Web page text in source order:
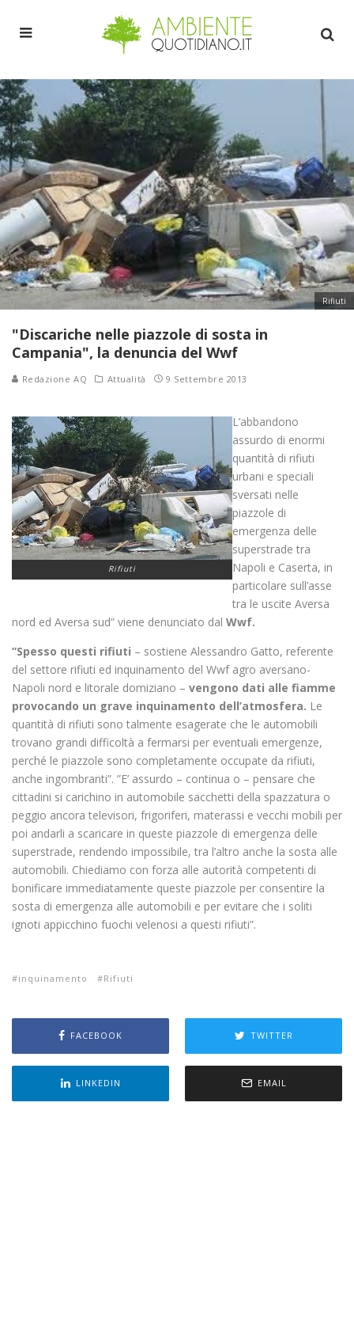
Rifiuti
"Discariche nelle piazzole di sosta in
Campania", la denuncia del Wwf
Redazione AQ Attualità 9 Settembre 2013
Rifiuti
L’abbandono
assurdo di enormi
quantità di rifiuti
urbani e speciali
sversati nelle
piazzole di
emergenza delle
superstrade tra
Napoli e Caserta, in
particolare sull’asse
tra le uscite Aversa
nord ed Aversa sud” viene denunciato dal Wwf.
”Spesso questi rifiuti – sostiene Alessandro Gatto, referente
del settore rifiuti ed inquinamento del Wwf agro aversano-
Napoli nord e litorale domiziano – vengono dati alle fiamme
provocando un grave inquinamento dell’atmosfera. Le
quantità di rifiuti sono talmente esagerate che le automobili
trovano grandi difficoltà a fermarsi per eventuali emergenze,
perché le piazzole sono completamente occupate da rifiuti,
anche ingombranti”. ”E’ assurdo – continua o – pensare che
cittadini si carichino in automobile sacchetti della spazzatura o
peggio ancora televisori, frigoriferi, materassi e vecchi mobili per
poi andarli a scaricare in queste piazzole di emergenza delle
superstrade, rendendo impossibile, tra l’altro anche la sosta alle
automobili. Chiediamo con forza alle autorità competenti di
bonificare immediatamente queste piazzole per consentire la
sosta di emergenza alle automobili e per evitare che i soliti
ignoti appicchino fuochi velenosi a questi rifiuti”.
inquinamento Rifiuti
FACEBOOK TWITTER
LINKEDIN EMAIL